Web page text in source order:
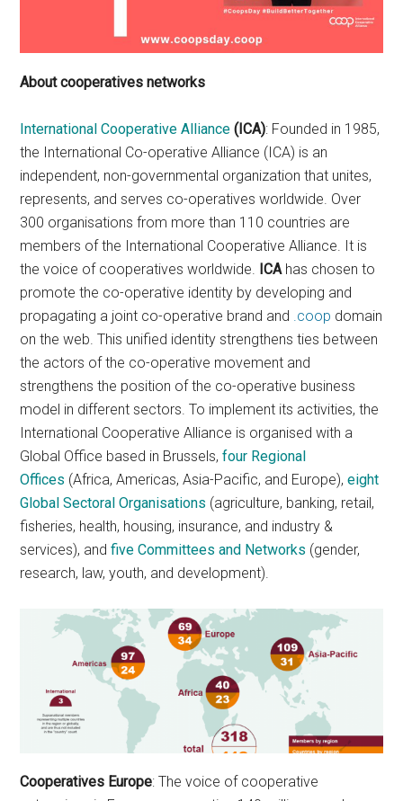
About cooperatives networks
International Cooperative Alliance (ICA): Founded in 1985,
the International Co-operative Alliance (ICA) is an
independent, non-governmental organization that unites,
represents, and serves co-operatives worldwide. Over
300 organisations from more than 110 countries are
members of the International Cooperative Alliance. It is
the voice of cooperatives worldwide. ICA has chosen to
promote the co-operative identity by developing and
propagating a joint co-operative brand and .coop domain
on the web. This unified identity strengthens ties between
the actors of the co-operative movement and
strengthens the position of the co-operative business
model in different sectors. To implement its activities, the
International Cooperative Alliance is organised with a
Global Office based in Brussels,four Regional
Offices (Africa, Americas, Asia-Pacific, and Europe),eight
Global Sectoral Organisations (agriculture, banking, retail,
fisheries, health, housing, insurance, and industry &
services), andfive Committees and Networks (gender,
research, law, youth, and development).
Cooperatives Europe: The voice of cooperative